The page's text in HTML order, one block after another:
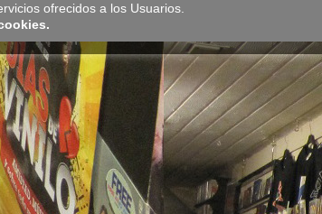
ofrecidos a los Usuarios.